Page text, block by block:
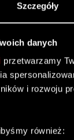
Szczegóły
danych
przetwarzamy
i rozwoju
również: